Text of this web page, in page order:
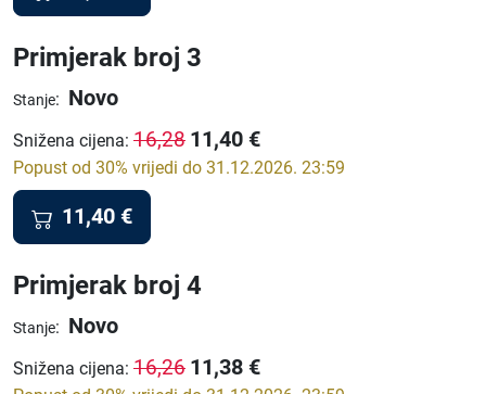
Primjerak broj 3
Stanje: Novo
Snižena cijena: 16,28 11,40 €
Popust od 30% vrijedi do 31.12.2026. 23:59
11,40 €
Primjerak broj 4
Stanje: Novo
Snižena cijena: 16,26 11,38 €